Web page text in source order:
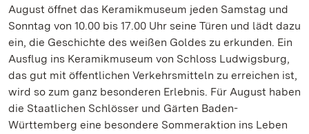
August öffnet das Keramikmuseum jeden Samstag und
Sonntag von 10.00 bis 17.00 Uhr seine Türen und lädt dazu
ein, die Geschichte des weißen Goldes zu erkunden. Ein
Ausflug ins Keramikmuseum von Schloss Ludwigsburg,
das gut mit öffentlichen Verkehrsmitteln zu erreichen ist,
wird so zum ganz besonderen Erlebnis. Für August haben
die Staatlichen Schlösser und Gärten Baden-
Württemberg eine besondere Sommeraktion ins Leben